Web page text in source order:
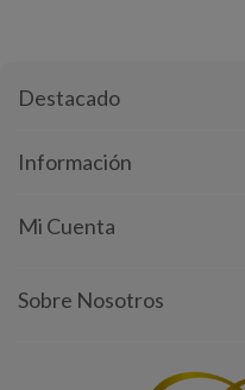
Destacado
Información
Mi Cuenta
Sobre Nosotros